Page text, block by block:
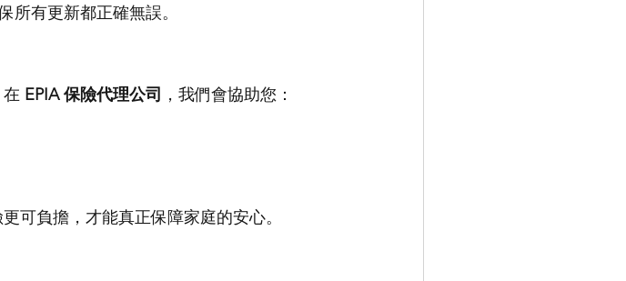
所有更新都正確無誤。
EPIA 保險代理公司 ，我們會協助您：
可負擔，才能真正保障家庭的安心。